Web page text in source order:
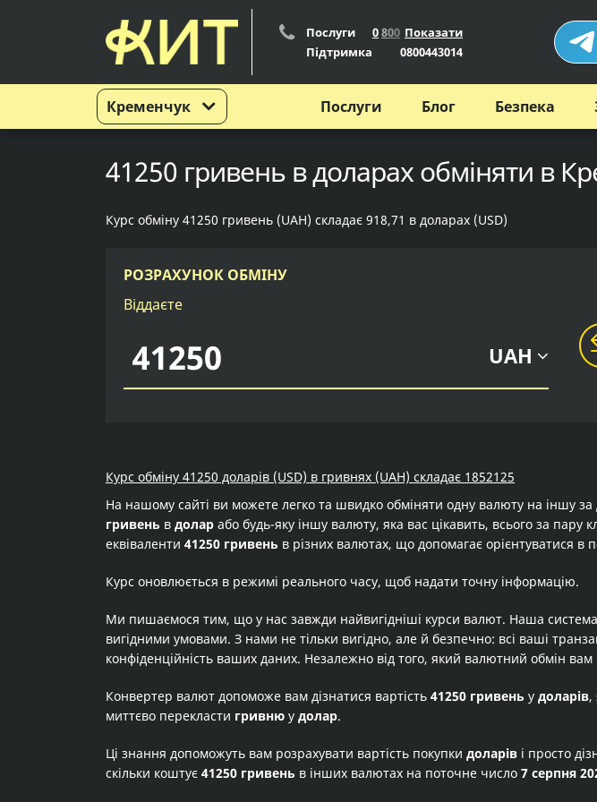
Кременчук
Послуги 0800 Показати
Підтримка
0800443014
Послуги Блог Безпека
41250 гривень в доларах обміняти в
Курс обміну 41250 гривень (UAH) складає 918,71 в доларах (USD)
РОЗРАХУНОК ОБМІНУ
Віддаєте
UAH
Курс обміну 41250 доларів (USD) в гривнях (UAH) складає 1852125
На нашому сайті ви можете легко та швидко обміняти одну валюту на іншу
гривень в долар або будь-яку іншу валюту, яка вас цікавить, всього за пару
еквіваленти 41250 гривень в різних валютах, що допомагає орієнтуватися в
Курс оновлюється в режимі реального часу, щоб надати точну інформацію.
Ми пишаємося тим, що у нас завжди найвигідніші курси валют. Наша
вигідними умовами. З нами не тільки вигідно, але й безпечно: всі ваші
конфіденційність ваших даних. Незалежно від того, який валютний обмін
Конвертер валют допоможе вам дізнатися вартість 41250 гривень у доларів,
миттєво перекласти гривню у долар.
Ці знання допоможуть вам розрахувати вартість покупки доларів і просто
скільки коштує 41250 гривень в інших валютах на поточне число 7 серпня